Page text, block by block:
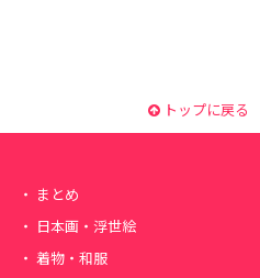
トップに戻る
まとめ
日本画・浮世絵
着物・和服